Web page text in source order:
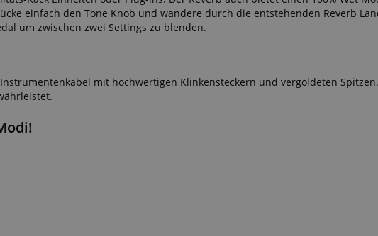
einfach den Tone Knob und wandere durch die entstehenden Reverb
um zwischen zwei Settings zu blenden.
mit hochwertigen Klinkensteckern und vergoldeten